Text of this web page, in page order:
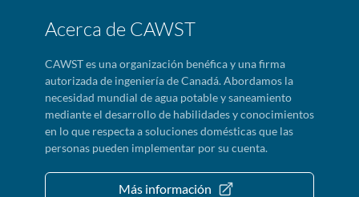
Acerca de CAWST
CAWST es una organización benéfica y una firma
autorizada de ingeniería de Canadá. Abordamos la
necesidad mundial de agua potable y saneamiento
mediante el desarrollo de habilidades y conocimientos
en lo que respecta a soluciones domésticas que las
personas pueden implementar por su cuenta.
Más información